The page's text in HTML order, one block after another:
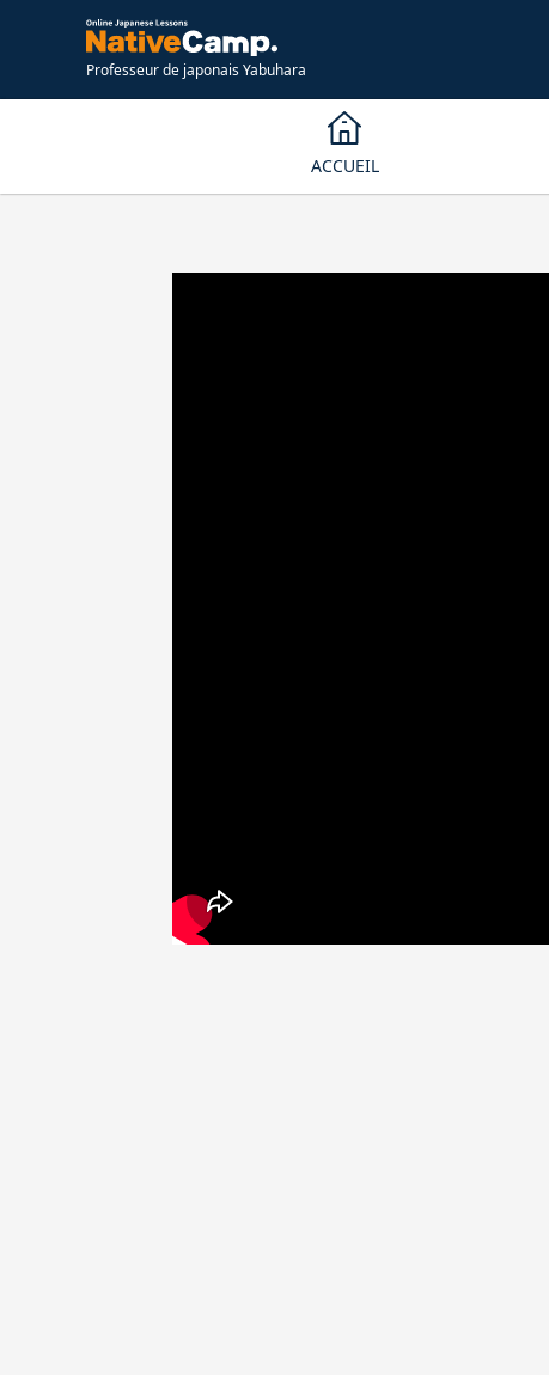
Professeur de japonais Yabuhara
ACCUEIL